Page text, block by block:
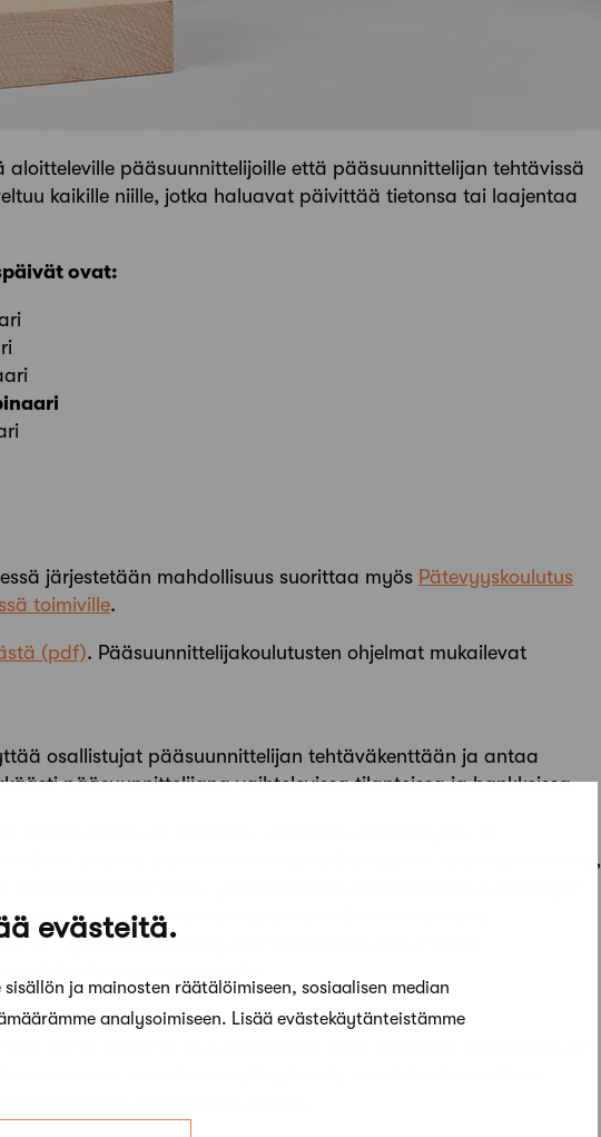
evästeitä.
ja mainosten räätälöimiseen, sosiaalisen median
analysoimiseen. Lisää evästekäytänteistämme
aloitteleville pääsuunnittelijoille että pääsuunnittelijan tehtävissä
kaikille niille, jotka haluavat päivittää tietonsa tai laajentaa
ovat:
järjestetään mahdollisuus suorittaa myös Pätevyyskoulutus
toimiville.
. Pääsuunnittelijakoulutusten ohjelmat mukailevat
osallistujat pääsuunnittelijan tehtäväkenttään ja antaa
pääsuunnittelijana vaihtelevissa tilanteissa ja hankkeissa.
tarkoituksena on osaltaan varmistaa maankäyttö- ja
ehdolla olevien henkilöiden pätevyys eri vaativuusluokissa,
kehittämiseen, yksinkertaistaa tilaajan pääsuunnittelijan
pätevyydentoteamisjärjestelmiä varmistamalla
on hyväksytty pätevyydentoteamislautakunnassa
täydennyskoulutukseksi.
olla läsnä kaikkina koulutuspäivinä sekä osallistua seminaarityön
seuraavan koulutuksen yhteydessä, veloituksesta sovitaan
tästä koulutuksesta.